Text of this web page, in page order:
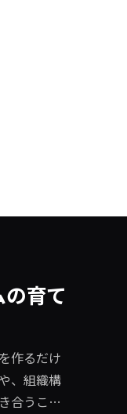
育て
作るだけ
、組織構
合うこと